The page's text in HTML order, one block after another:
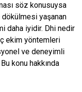
söz konusuysa
yaşanan
daha iyidir. Dhi nedir
ekim yöntemleri
ve deneyimli
konu hakkında